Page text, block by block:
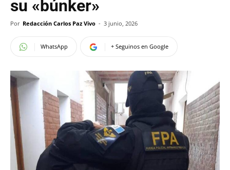
su «búnker»
Por Redacción Carlos Paz Vivo - 3 junio, 2026
WhatsApp + Seguinos en Google